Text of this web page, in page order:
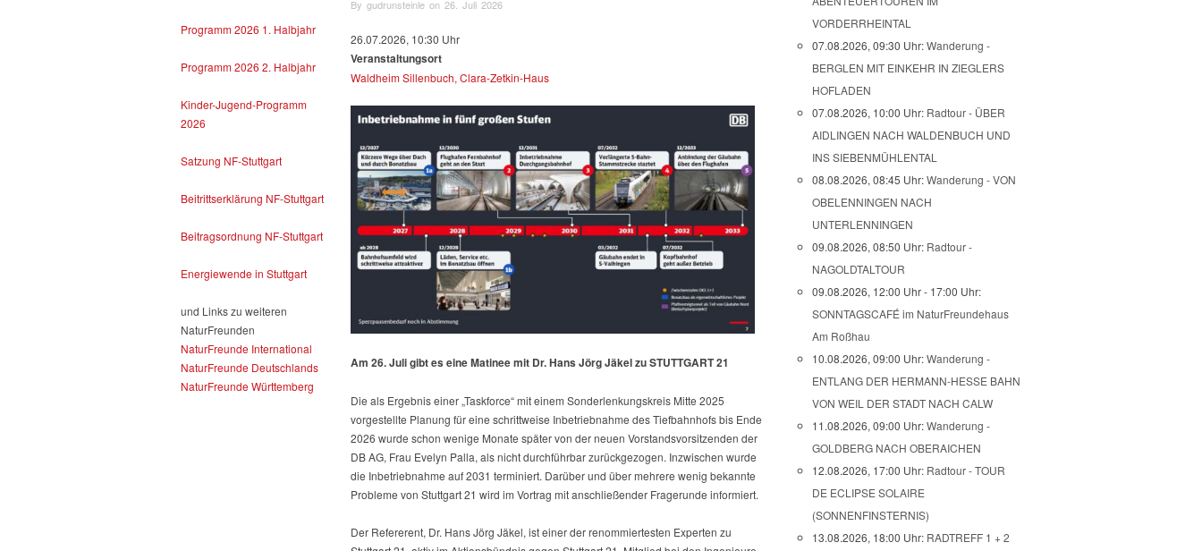
Programm 2026 1. Halbjahr
Programm 2026 2. Halbjahr
Kinder-Jugend-Programm
2026
Satzung NF-Stuttgart
Beitrittserklärung NF-Stuttgart
Beitragsordnung NF-Stuttgart
Energiewende in Stuttgart
und Links zu weiteren
NaturFreunden
NaturFreunde International
NaturFreunde Deutschlands
NaturFreunde Württemberg
By gudrunsteinle on 26. Juli 2026
26.07.2026, 10:30 Uhr
Veranstaltungsort
Waldheim Sillenbuch, Clara-Zetkin-Haus
Am 26. Juli gibt es eine Matinee mit Dr. Hans Jörg Jäkel zu STUTTGART 21
Die als Ergebnis einer „Taskforce“ mit einem Sonderlenkungskreis Mitte 2025
vorgestellte Planung für eine schrittweise Inbetriebnahme des Tiefbahnhofs bis Ende
2026 wurde schon wenige Monate später von der neuen Vorstandsvorsitzenden der
DB AG, Frau Evelyn Palla, als nicht durchführbar zurückgezogen. Inzwischen wurde
die Inbetriebnahme auf 2031 terminiert. Darüber und über mehrere wenig bekannte
Probleme von Stuttgart 21 wird im Vortrag mit anschließender Fragerunde informiert.
Der Refererent, Dr. Hans Jörg Jäkel, ist einer der renommiertesten Experten zu
VORDERRHEINTAL
07.08.2026, 09:30 Uhr:Wanderung -
BERGLEN MIT EINKEHR IN ZIEGLERS
HOFLADEN
07.08.2026, 10:00 Uhr: Radtour - ÜBER
AIDLINGEN NACH WALDENBUCH UND
INS SIEBENMÜHLENTAL
08.08.2026, 08:45 Uhr:Wanderung - VON
OBELENNINGEN NACH
UNTERLENNINGEN
09.08.2026, 08:50 Uhr: Radtour -
NAGOLDTALTOUR
09.08.2026, 12:00 Uhr - 17:00 Uhr:
SONNTAGSCAFÉ im NaturFreundehaus
Am Roßhau
10.08.2026, 09:00 Uhr:Wanderung -
ENTLANG DER HERMANN-HESSE BAHN
VON WEIL DER STADT NACH CALW
11.08.2026, 09:00 Uhr:Wanderung -
GOLDBERG NACH OBERAICHEN
12.08.2026, 17:00 Uhr: Radtour - TOUR
DE ECLIPSE SOLAIRE
(SONNENFINSTERNIS)
13.08.2026, 18:00 Uhr: RADTREFF 1 + 2